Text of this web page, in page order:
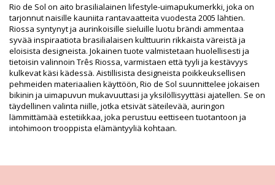
Osasto: Naiset, Bikinihousut
Paketti sisältää: 1 x Bikinihousut (Muut tarvikkeet eivät sisälly
toimitukseen)
HS CODE: 6112.41.0010
SKU: 1981121383
EAN: XS (7899810304353), S (7899810304360), M (7899810304377),
L (7899810304384), XL (7899810304391)
Paino: 45g / 0.1lb / 1.59oz
Kuviointi ei ole tarkka ja voi vaihdella muotoilun mukaan
Retusoituja kuvia
Pesu- ja hoito-ohjeet
Rio de Sol on aito brasilialainen lifestyle-uimapukumerkki, joka on
tarjonnut naisille kauniita rantavaatteita vuodesta 2005 lähtien.
Riossa syntynyt ja aurinkoisille sieluille luotu brändi ammentaa
syvää inspiraatiota brasilialaisen kulttuurin rikkaista väreistä ja
eloisista designeista. Jokainen tuote valmistetaan huolellisesti ja
tietoisin valinnoin Três Riossa, varmistaen että tyyli ja kestävyys
kulkevat käsi kädessä. Aistillisista designeista poikkeuksellisen
pehmeiden materiaalien käyttöön, Rio de Sol suunnittelee jokaisen
bikinin ja uimapuvun mukavuuttasi ja yksilöllisyyttäsi ajatellen. Se on
täydellinen valinta niille, jotka etsivät säteilevää, auringon
lämmittämää estetiikkaa, joka perustuu eettiseen tuotantoon ja
intohimoon trooppista elämäntyyliä kohtaan.